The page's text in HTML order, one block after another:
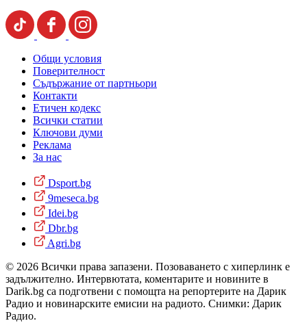
Общи условия
Поверителност
Съдържание от партньори
Контакти
Етичен кодекс
Всички статии
Ключови думи
Реклама
За нас
Dsport.bg
9meseca.bg
Idei.bg
Dbr.bg
Agri.bg
© 2026 Всички права запазени. Позоваването с хиперлинк е
задължително. Интервютата, коментарите и новините в
Darik.bg са подготвени с помощта на репортерите на Дарик
Радио и новинарските емисии на радиото. Снимки: Дарик
Радио.